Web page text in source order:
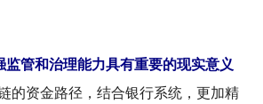
监管和治理能力具有重要的现实意义
的资金路径，结合银行系统，更加精